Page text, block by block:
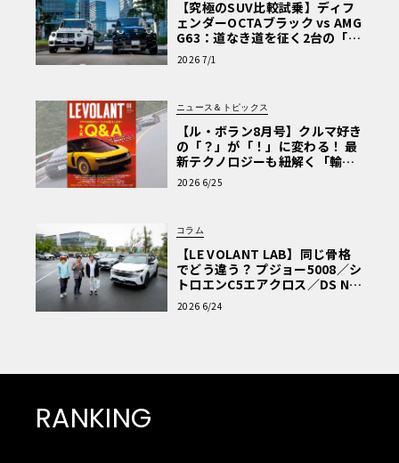
【究極のSUV比較試乗】ディフ
ェンダーOCTAブラック vs AMG
G63：道なき道を征く2台の「対
極的アプローチ」
2026 7/1
ニュース＆トピックス
【ル・ボラン8月号】クルマ好き
の「？」が「！」に変わる！ 最
新テクノロジーも紐解く「輸入
車Q&A」
2026 6/25
コラム
【LE VOLANT LAB】同じ骨格
でどう違う？ プジョー5008／シ
トロエンC5エアクロス／DS Nº4
読者一気乗りレポート
2026 6/24
RANKING